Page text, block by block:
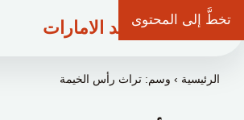
تخطَّ إلى المحتوى
شركة وعد الامارات
الرئيسية › وسم: تراث رأس الخيمة